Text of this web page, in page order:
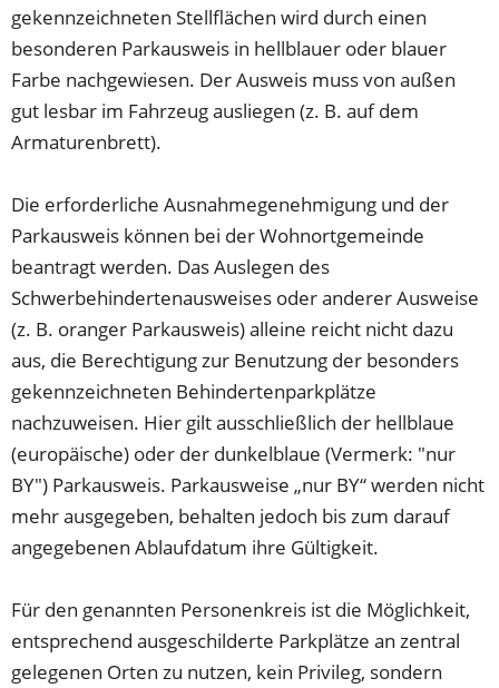
gekennzeichneten Stellflächen wird durch einen
besonderen Parkausweis in hellblauer oder blauer
Farbe nachgewiesen. Der Ausweis muss von außen
gut lesbar im Fahrzeug ausliegen (z. B. auf dem
Armaturenbrett).
Die erforderliche Ausnahmegenehmigung und der
Parkausweis können bei der Wohnortgemeinde
beantragt werden. Das Auslegen des
Schwerbehindertenausweises oder anderer Ausweise
(z. B. oranger Parkausweis) alleine reicht nicht dazu
aus, die Berechtigung zur Benutzung der besonders
gekennzeichneten Behindertenparkplätze
nachzuweisen. Hier gilt ausschließlich der hellblaue
(europäische) oder der dunkelblaue (Vermerk: "nur
BY") Parkausweis. Parkausweise „nur BY“ werden nicht
mehr ausgegeben, behalten jedoch bis zum darauf
angegebenen Ablaufdatum ihre Gültigkeit.
Für den genannten Personenkreis ist die Möglichkeit,
entsprechend ausgeschilderte Parkplätze an zentral
gelegenen Orten zu nutzen, kein Privileg, sondern